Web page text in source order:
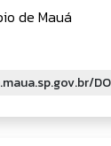
de Mauá